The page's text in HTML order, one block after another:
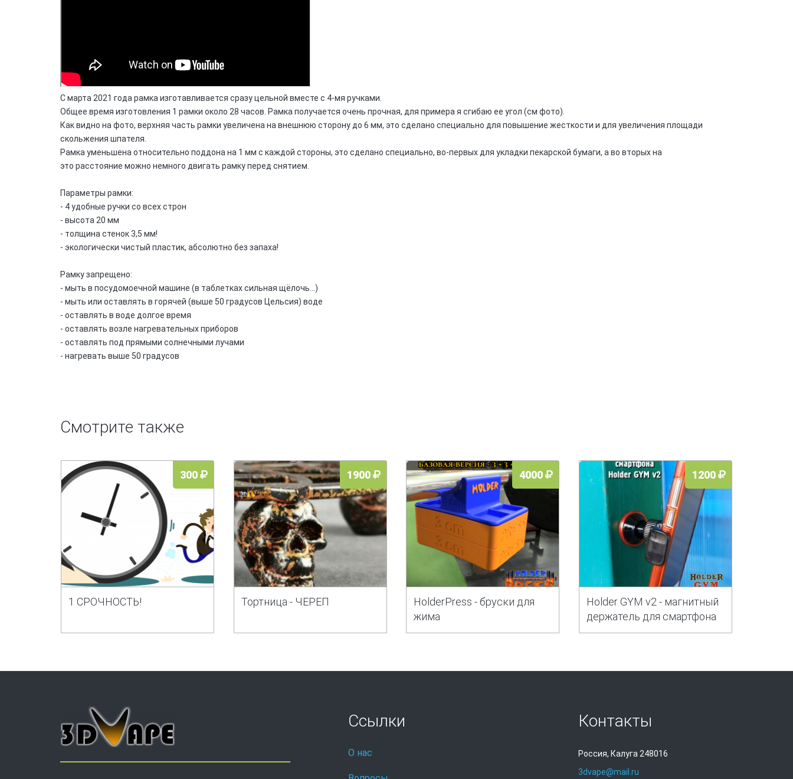
С марта 2021 года рамка изготавливается сразу цельной вместе с 4-мя ручками.
Общее время изготовления 1 рамки около 28 часов. Рамка получается очень прочная, для примера я сгибаю ее угол (см фото).
Как видно на фото, верхняя часть рамки увеличена на внешнюю сторону до 6 мм, это сделано специально для повышение жесткости и для увеличения площади
скольжения шпателя.
Рамка уменьшена относительно поддона на 1 мм с каждой стороны, это сделано специально, во-первых для укладки пекарской бумаги, а во вторых на
это расстояние можно немного двигать рамку перед снятием.
Параметры рамки:
- 4 удобные ручки со всех строн
- высота 20 мм
- толщина стенок 3,5 мм!
- экологически чистый пластик, абсолютно без запаха!
Рамкузапрещено:
- мыть в посудомоечной машине (в таблетках сильная щёлочь...)
- мыть или оставлять в горячей (выше 50 градусов Цельсия) воде
- оставлять в воде долгое время
- оставлять возле нагревательных приборов
- оставлять под прямыми солнечными лучами
- нагревать выше 50 градусов
Смотрите также
300
1 СРОЧНОСТЬ!
1900
Тортница - ЧЕРЕП
4000
HolderPress - бруски для
жима
1200
Holder GYM v2 - магнитный
держатель для смартфона
Ссылки
О нас
Контакты
Россия, Калуга 248016
3dvape@mail.ru